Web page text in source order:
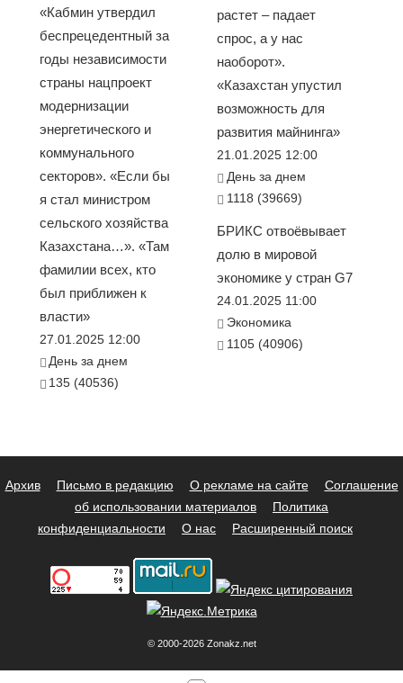
«Кабмин утвердил
беспрецедентный за
годы независимости
страны нацпроект
модернизации
энергетического и
коммунального
секторов». «Если бы
я стал министром
сельского хозяйства
Казахстана…». «Там
фамилии всех, кто
был приближен к
власти»
27.01.2025 12:00
День за днем
135 (40536)
растет – падает
спрос, а у нас
наоборот».
«Казахстан упустил
возможность для
развития майнинга»
21.01.2025 12:00
День за днем
1118 (39669)
БРИКС отвоёвывает
долю в мировой
экономике у стран G7
24.01.2025 11:00
Экономика
1105 (40906)
Архив Письмо в редакцию О рекламе на сайте
Соглашение
об использовании материалов
Политика
конфиденциальности
О нас Расширенный поиск
© 2000-2026 Zonakz.net